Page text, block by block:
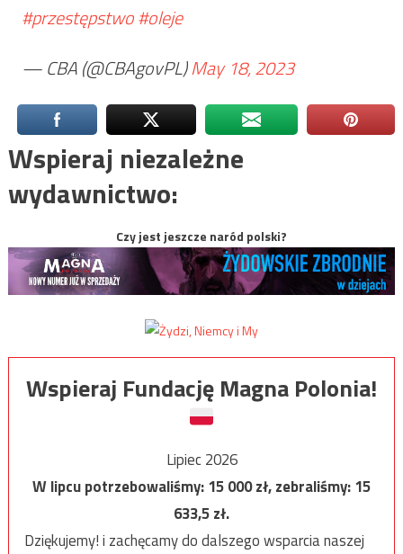
#przestępstwo#oleje
— CBA (@CBAgovPL)May 18, 2023
Wspieraj niezależne
wydawnictwo:
Czy jest jeszcze naród polski?
Wspieraj Fundację Magna Polonia!
Lipiec 2026
W lipcu potrzebowaliśmy:15 000zł, zebraliśmy:15
633,5zł.
Dziękujemy! i zachęcamy do dalszego wsparcia naszej